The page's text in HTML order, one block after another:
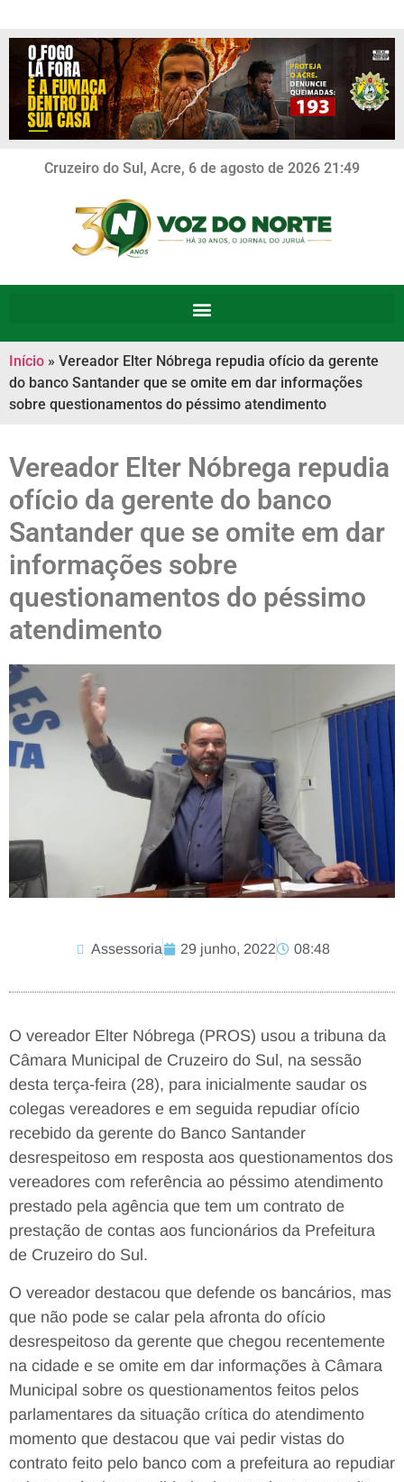
Cruzeiro do Sul, Acre, 6 de agosto de 2026 21:49
Início » Vereador Elter Nóbrega repudia ofício da gerente
do banco Santander que se omite em dar informações
sobre questionamentos do péssimo atendimento
Vereador Elter Nóbrega repudia
ofício da gerente do banco
Santander que se omite em dar
informações sobre
questionamentos do péssimo
atendimento
Assessoria 29 junho, 2022 08:48
O vereador Elter Nóbrega (PROS) usou a tribuna da
Câmara Municipal de Cruzeiro do Sul, na sessão
desta terça-feira (28), para inicialmente saudar os
colegas vereadores e em seguida repudiar ofício
recebido da gerente do Banco Santander
desrespeitoso em resposta aos questionamentos dos
vereadores com referência ao péssimo atendimento
prestado pela agência que tem um contrato de
prestação de contas aos funcionários da Prefeitura
de Cruzeiro do Sul.
O vereador destacou que defende os bancários, mas
que não pode se calar pela afronta do ofício
desrespeitoso da gerente que chegou recentemente
na cidade e se omite em dar informações à Câmara
Municipal sobre os questionamentos feitos pelos
parlamentares da situação crítica do atendimento
momento que destacou que vai pedir vistas do
contrato feito pelo banco com a prefeitura ao repudiar